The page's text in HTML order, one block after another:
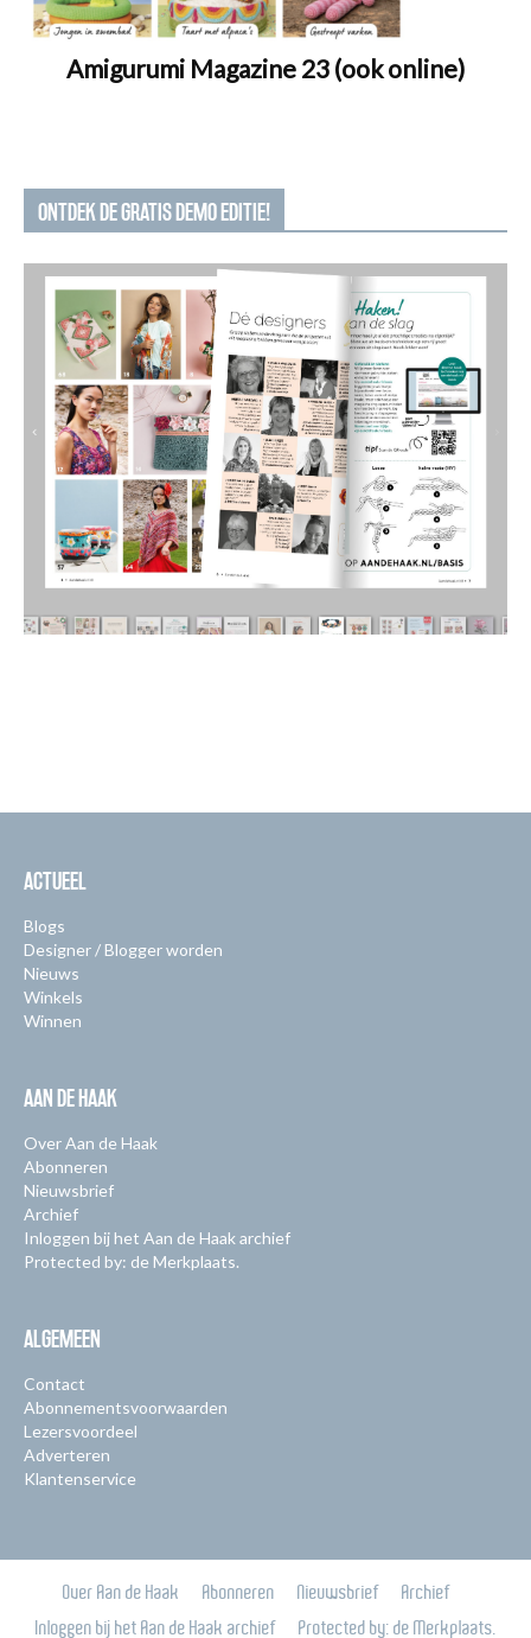
Amigurumi Magazine 23 (ook online)
ONTDEK DE GRATIS DEMO EDITIE!
ACTUEEL
Blogs
Designer / Blogger worden
Nieuws
Winkels
Winnen
AAN DE HAAK
Over Aan de Haak
Abonneren
Nieuwsbrief
Archief
Inloggen bij het Aan de Haak archief
Protected by: de Merkplaats.
ALGEMEEN
Contact
Abonnementsvoorwaarden
Lezersvoordeel
Adverteren
Klantenservice
Over Aan de Haak Abonneren Nieuwsbrief
Archief
Inloggen bij het Aan de Haak archief
Protected by: de Merkplaats.